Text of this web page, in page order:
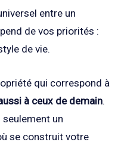
entre un
de vos priorités :
de vie.
qui correspond à
à ceux de demain.
seulement un
se construit votre